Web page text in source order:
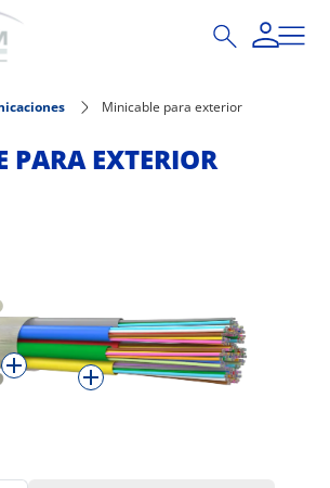
Minicable para exterior
EXTERIOR